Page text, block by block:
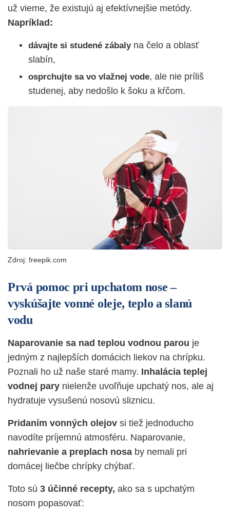
už vieme, že existujú aj efektívnejšie metódy.
Napríklad:
dávajte si studené zábalyna čelo a oblasť
slabín,
osprchujte sa vo vlažnej vode, ale nie príliš
studenej, aby nedošlo k šoku a kŕčom.
Zdroj: freepik.com
Prvá pomoc pri upchatom nose –
vyskúšajte vonné oleje, teplo a slanú
vodu
Naparovanie sa nad teplou vodnou parou je
jedným z najlepších domácich liekov na chrípku.
Poznali ho už naše staré mamy. Inhalácia teplej
vodnej pary nielenže uvoľňuje upchatý nos, ale aj
hydratuje vysušenú nosovú sliznicu.
Pridaním vonných olejov si tiež jednoducho
navodíte príjemnú atmosféru. Naparovanie,
nahrievanie a preplach nosa by nemali pri
domácej liečbe chrípky chýbať.
Toto sú 3 účinné recepty, ako sa s upchatým
nosom popasovať: